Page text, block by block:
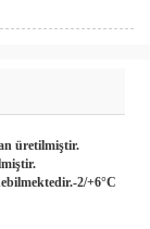
üretilmiştir.
2/+6°C